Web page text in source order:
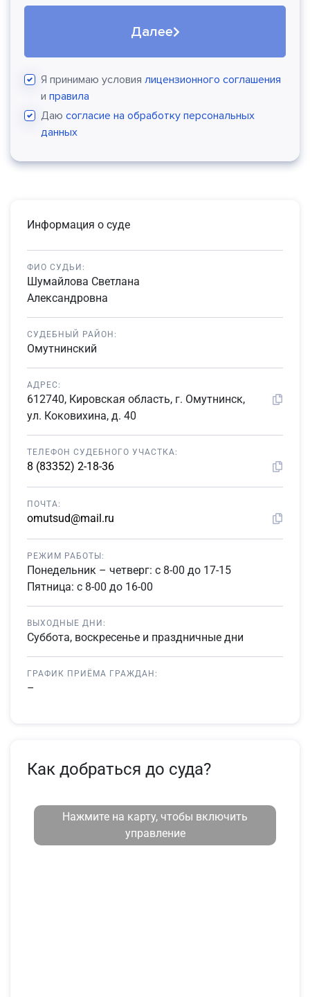
Далее
Я принимаю условия лицензионного соглашения
и правила
Даю согласие на обработку персональных
данных
Информация о суде
ФИО СУДЬИ:
Шумайлова Светлана
Александровна
СУДЕБНЫЙ РАЙОН:
Омутнинский
АДРЕС:
612740, Кировская область, г. Омутнинск,
ул. Коковихина, д. 40
ТЕЛЕФОН СУДЕБНОГО УЧАСТКА:
8 (83352) 2-18-36
ПОЧТА:
omutsud@mail.ru
РЕЖИМ РАБОТЫ:
Понедельник – четверг: с 8-00 до 17-15
Пятница: с 8-00 до 16-00
ВЫХОДНЫЕ ДНИ:
Суббота, воскресенье и праздничные дни
ГРАФИК ПРИЁМА ГРАЖДАН:
–
Как добраться до суда?
Нажмите на карту, чтобы включить
управление